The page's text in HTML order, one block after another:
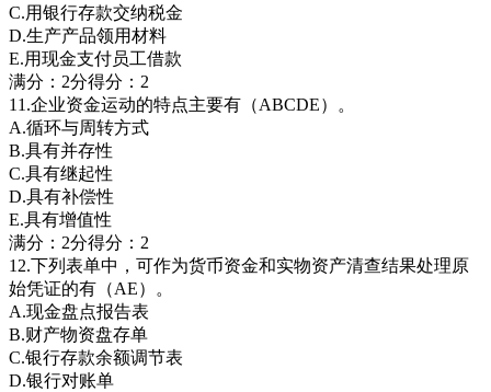
C.用银行存款交纳税金
D.生产产品领用材料
E.用现金支付员工借款
满分：2分得分：2
11.企业资金运动的特点主要有（ABCDE）。
A.循环与周转方式
B.具有并存性
C.具有继起性
D.具有补偿性
E.具有增值性
满分：2分得分：2
12.下列表单中，可作为货币资金和实物资产清查结果处理原
始凭证的有（AE）。
A.现金盘点报告表
B.财产物资盘存单
C.银行存款余额调节表
D.银行对账单